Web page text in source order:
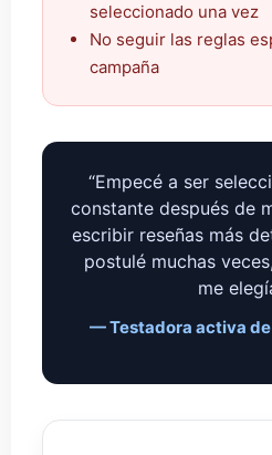
seleccionado una vez
No seguir las reglas
campaña
“Empecé a ser
constante después de
escribir reseñas más
postulé muchas
me
— Testadora activa